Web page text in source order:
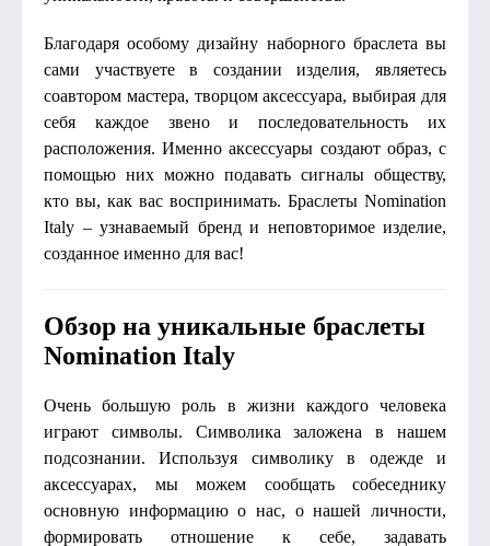
Благодаря особому дизайну наборного браслета вы
сами участвуете в создании изделия, являетесь
соавтором мастера, творцом аксессуара, выбирая для
себя каждое звено и последовательность их
расположения. Именно аксессуары создают образ, с
помощью них можно подавать сигналы обществу,
кто вы, как вас воспринимать. Браслеты Nomination
Italy – узнаваемый бренд и неповторимое изделие,
созданное именно для вас!
Обзор на уникальные браслеты
Nomination Italy
Очень большую роль в жизни каждого человека
играют символы. Символика заложена в нашем
подсознании. Используя символику в одежде и
аксессуарах, мы можем сообщать собеседнику
основную информацию о нас, о нашей личности,
формировать отношение к себе, задавать